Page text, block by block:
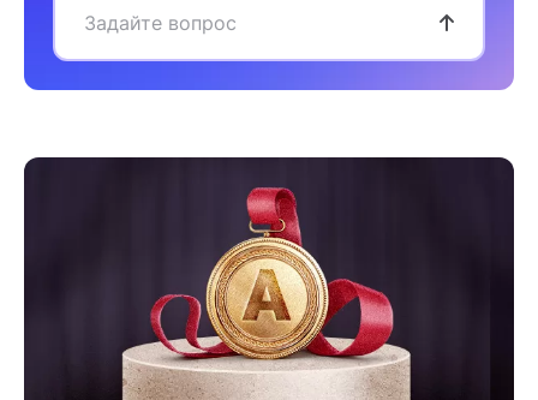
Задайте вопрос